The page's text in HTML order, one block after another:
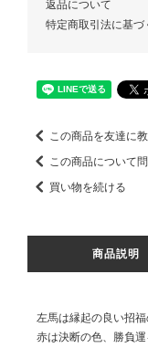
返品について
特定商取引法に基づ
この商品を友達に
この商品について
買い物を続ける
商品説明
左馬は縁起の良い招
赤は決断の色、勝負